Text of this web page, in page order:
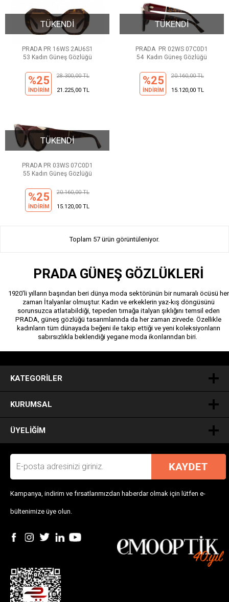
TÜKENDİ
PRADA PR 16WS 2AU6S1
53 Kadın Güneş Gözlüğü
%25
İNDİRİM
28.300,00 TL
21.225,00 TL
TÜKENDİ
PRADA PR 02WS 07C0D1
54 Kadın Güneş Gözlüğü
%25
İNDİRİM
20.160,00 TL
15.120,00 TL
TÜKENDİ
PRADA PR 03WS 07C0D1
55 Kadın Güneş Gözlüğü
%25
İNDİRİM
20.160,00 TL
15.120,00 TL
Toplam 57 ürün görüntüleniyor.
PRADA GÜNEŞ GÖZLÜKLERİ
1920'li yılların başından beri dünya moda sektörünün bir numaralı öcüsü her
zaman İtalyanlar olmuştur. Kadın ve erkeklerin yaz-kış döngüsünü
sorunsuzca atlatabildiği, tepeden tırnağa italyan şıklığını temsil eden
PRADA, güneş gözlüğü tasarımlarında da her zaman zirvede. Özellikle
kadınların tüm dünayada beğeni ile takip ettiği ve yeni koleksiyonların
sabırsızlıkla beklendiği yegane moda ikonlarından biri.
KATEGORILER
KURUMSAL
ÜYELIĞIM
Kampanya, indirim ve fırsatlarımızdan haberdar olmak için lütfen e-
bültenimize üye olun.